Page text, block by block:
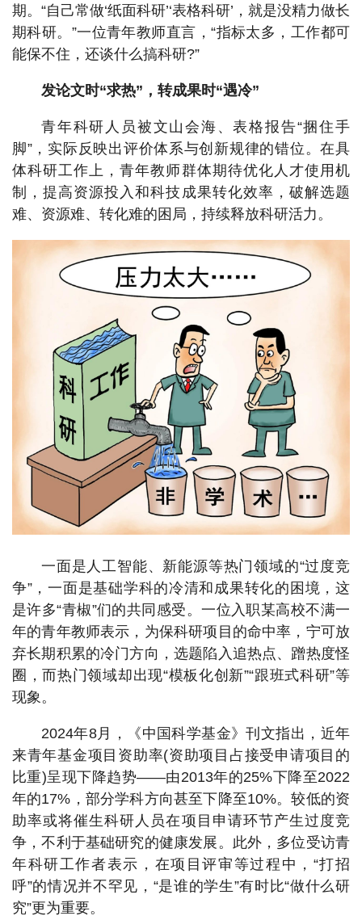
期。“自己常做‘纸面科研’‘表格科研’，就是没精力做长
期科研。”一位青年教师直言，“指标太多，工作都可
能保不住，还谈什么搞科研?”
发论文时“求热”，转成果时“遇冷”
青年科研人员被文山会海、表格报告“捆住手
脚”，实际反映出评价体系与创新规律的错位。在具
体科研工作上，青年教师群体期待优化人才使用机
制，提高资源投入和科技成果转化效率，破解选题
难、资源难、转化难的困局，持续释放科研活力。
一面是人工智能、新能源等热门领域的“过度竞
争”，一面是基础学科的冷清和成果转化的困境，这
是许多“青椒”们的共同感受。一位入职某高校不满一
年的青年教师表示，为保科研项目的命中率，宁可放
弃长期积累的冷门方向，选题陷入追热点、蹭热度怪
圈，而热门领域却出现“模板化创新”“跟班式科研”等
现象。
2024年8月，《中国科学基金》刊文指出，近年
来青年基金项目资助率(资助项目占接受申请项目的
比重)呈现下降趋势——由2013年的25%下降至2022
年的17%，部分学科方向甚至下降至10%。较低的资
助率或将催生科研人员在项目申请环节产生过度竞
争，不利于基础研究的健康发展。此外，多位受访青
年科研工作者表示，在项目评审等过程中，“打招
呼”的情况并不罕见，“是谁的学生”有时比“做什么研
究”更为重要。